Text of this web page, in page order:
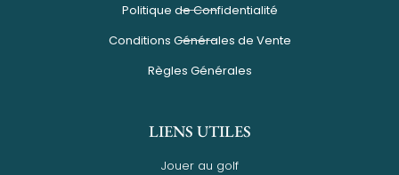
Politique de Confidentialité
Conditions Générales de Vente
Règles Générales
LIENS UTILES
Jouer au golf